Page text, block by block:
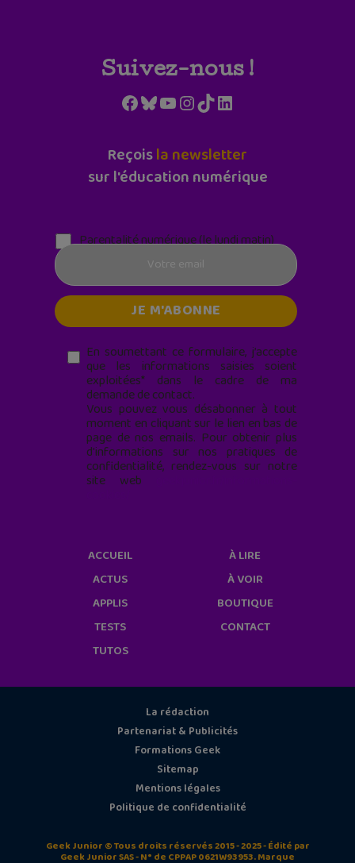
Suivez-nous !
Facebook
Bluesky
YouTube
Instagram
TikTokLinkedIn
Reçoisla newsletter
sur l'éducation numérique
Parentalité numérique (le lundi matin)
En soumettant ce formulaire, j’accepte
que les informations saisies soient
exploitées* dans le cadre de ma
demande de contact.
Vous pouvez vous désabonner à tout
moment en cliquant sur le lien en bas de
page de nos emails. Pour obtenir plus
d'informations sur nos pratiques de
confidentialité, rendez-vous sur notre
site web
ACCUEIL
ACTUS
APPLIS
TESTS
TUTOS
À LIRE
À VOIR
BOUTIQUE
CONTACT
La rédaction
Partenariat & Publicités
Formations Geek
Sitemap
Mentions légales
Politique de confidentialité
Geek Junior © Tous droits réservés 2015 - 2025 - Édité par
Geek Junior SAS - N° de CPPAP 0621W93953. Marque